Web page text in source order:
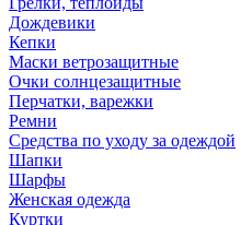
Дождевики
Кепки
Маски ветрозащитные
Очки солнцезащитные
Перчатки, варежки
Ремни
Средства по уходу за одеждой
Шапки
Шарфы
Женская одежда
Куртки